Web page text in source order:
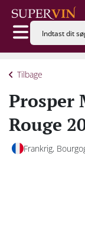
Tilbage
Prosper
Rouge
Frankrig,